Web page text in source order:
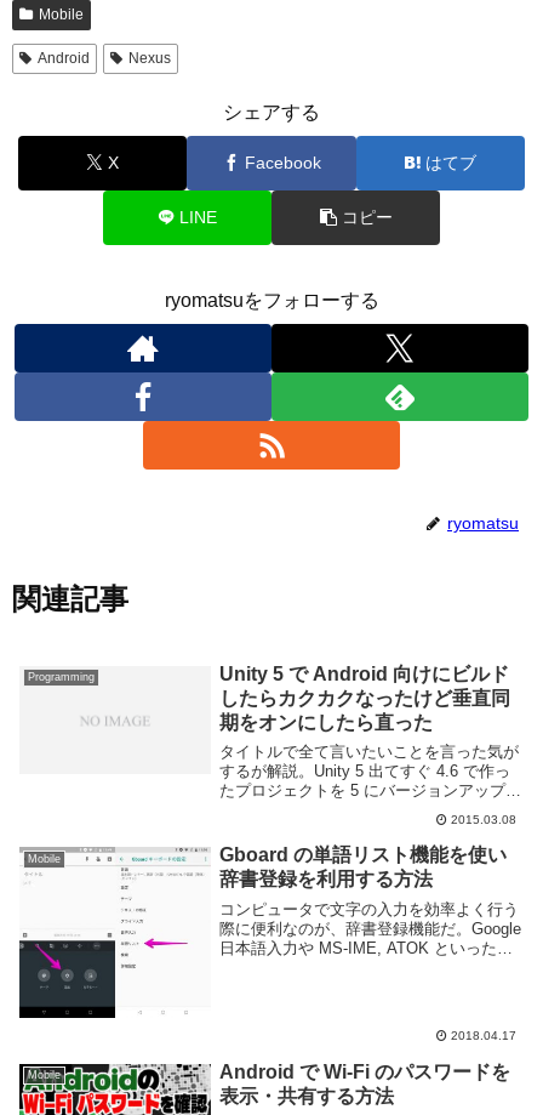
Mobile
Android Nexus
シェアする
X Facebook はてブ
LINE コピー
ryomatsuをフォローする
ryomatsu
関連記事
Programming
Unity 5 で Android 向けにビルド
したらカクカクなったけど垂直同
期をオンにしたら直った
タイトルで全て言いたいことを言った気が
するが解説。Unity 5 出てすぐ 4.6 で作っ
たプロジェクトを 5 にバージョンアップさ
せたわけだけど、Android 向けにビルドし
たら何故かものすごく動作がカクカクして
いた。あれこれイジった結...
2015.03.08
Mobile
Gboard の単語リスト機能を使い
辞書登録を利用する方法
コンピュータで文字の入力を効率よく行う
際に便利なのが、辞書登録機能だ。Google
日本語入力や MS-IME, ATOK といった入
2018.04.17
Mobile
Android で Wi-Fi のパスワードを
表示・共有する方法